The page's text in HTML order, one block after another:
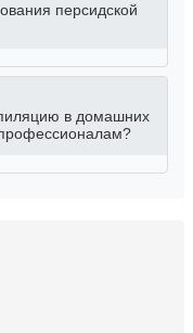
персидской
в домашних